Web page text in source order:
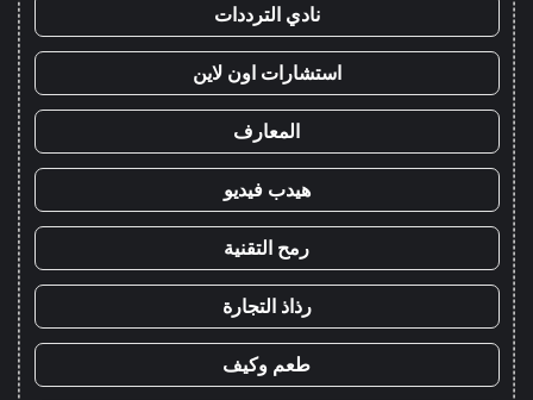
نادي الترددات
استشارات اون لاين
المعارف
هيدب فيديو
رمح التقنية
رذاذ التجارة
طعم وكيف